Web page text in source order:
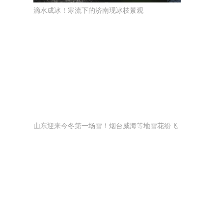
滴水成冰！寒流下的济南现冰枝景观
山东迎来今冬第一场雪！烟台威海等地雪花纷飞